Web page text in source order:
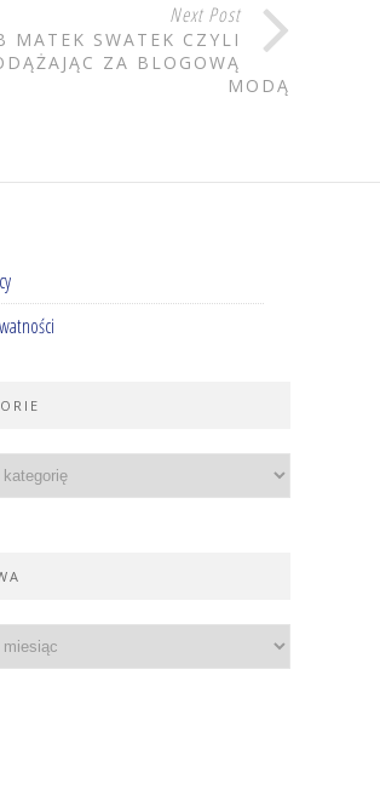
Next Post
MATEK SWATEK CZYLI
ZA BLOGOWĄ
MODĄ